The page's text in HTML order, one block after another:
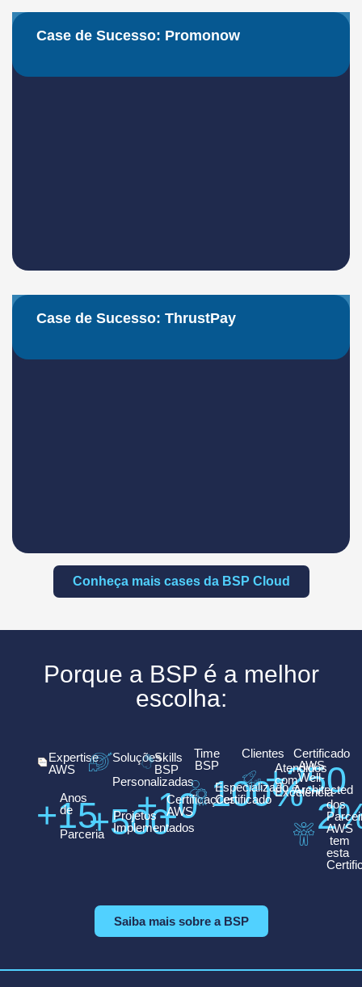
Case de Sucesso: Promonow
Case de Sucesso: ThrustPay
Conheça mais cases da BSP Cloud
Porque a BSP é a melhor
escolha:
Expertise
AWS
+15
Anos
de
Parceria
Soluções
Personalizadas
+500
Projetos
Implementados
Skills
BSP
+10
Certificações
AWS
Time
BSP
100%
Especializado e
Certificado
Clientes
+250
Atendidos
com
Excelência
Certificado
AWS
Well-
Architected
2dos
AWS
tem
esta
Saiba mais sobre a BSP